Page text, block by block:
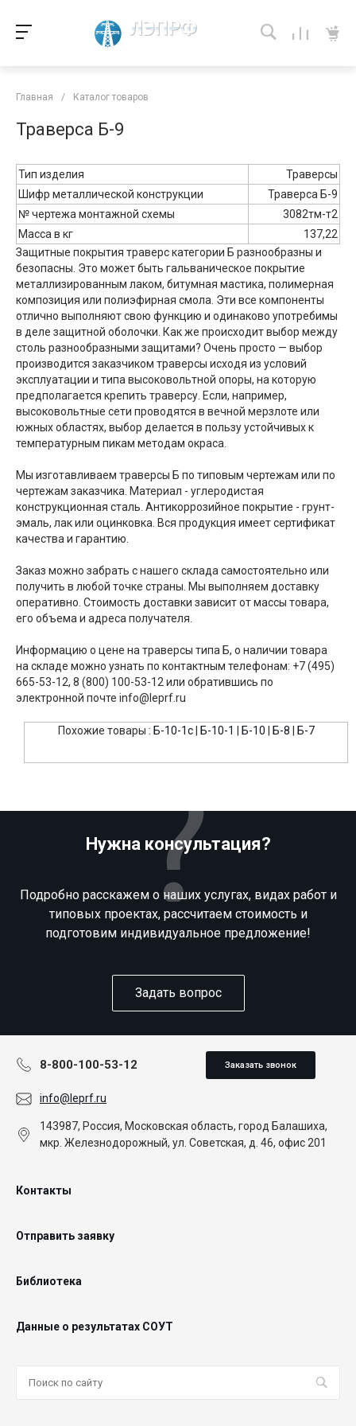
Главная / Каталог товаров
Траверса Б-9
Тип изделия
Траверсы
Шифр металлической конструкции
Траверса Б-9
№ чертежа монтажной схемы
3082тм-т2
Масса в кг
137,22
Защитные покрытия траверс категории Б разнообразны и
безопасны. Это может быть гальваническое покрытие
металлизированным лаком, битумная мастика, полимерная
композиция или полиэфирная смола. Эти все компоненты
отлично выполняют свою функцию и одинаково употребимы
в деле защитной оболочки. Как же происходит выбор между
столь разнообразными защитами? Очень просто — выбор
производится заказчиком траверсы исходя из условий
эксплуатации и типа высоковольтной опоры, на которую
предполагается крепить траверсу. Если, например,
высоковольтные сети проводятся в вечной мерзлоте или
южных областях, выбор делается в пользу устойчивых к
температурным пикам методам окраса.
Мы изготавливаем траверсы Б по типовым чертежам или по
чертежам заказчика. Материал - углеродистая
конструкционная сталь. Антикоррозийное покрытие - грунт-
эмаль, лак или оцинковка. Вся продукция имеет сертификат
качества и гарантию.
Заказ можно забрать с нашего склада самостоятельно или
получить в любой точке страны. Мы выполняем доставку
оперативно. Стоимость доставки зависит от массы товара,
его объема и адреса получателя.
Информацию о цене на траверсы типа Б, о наличии товара
на складе можно узнать по контактным телефонам: +7 (495)
665-53-12, 8 (800) 100-53-12 или обратившись по
электронной почте info@leprf.ru
Похожие товары : Б-10-1c| Б-10-1 Б-10 Б-8 Б-7
Нужна консультация?
Подробно расскажем о наших услугах, видах работ и
типовых проектах, рассчитаем стоимость и
подготовим индивидуальное предложение!
Задать вопрос
8-800-100-53-12 Заказать звонок
info@leprf.ru
143987, Россия, Московская область, город Балашиха,
мкр. Железнодорожный, ул. Советская, д. 46, офис 201
Контакты
Отправить заявку
Библиотека
Данные о результатах СОУТ